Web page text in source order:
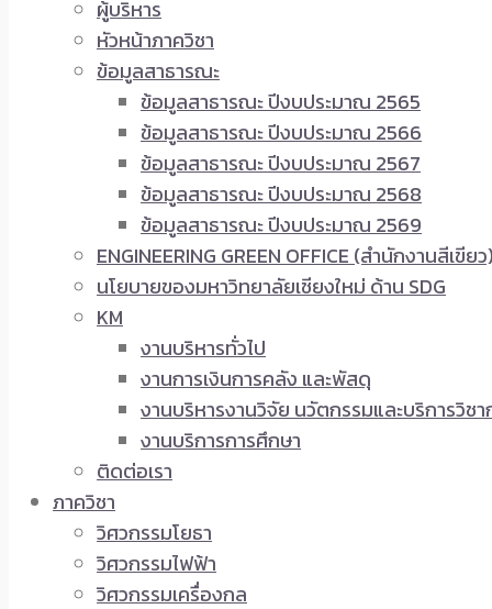
ผู้บริหาร
หัวหน้าภาควิชา
ข้อมูลสาธารณะ
ข้อมูลสาธารณะ ปีงบประมาณ 2565
ข้อมูลสาธารณะ ปีงบประมาณ 2566
ข้อมูลสาธารณะ ปีงบประมาณ 2567
ข้อมูลสาธารณะ ปีงบประมาณ 2568
ข้อมูลสาธารณะ ปีงบประมาณ 2569
ENGINEERING GREEN OFFICE (สำนักงานสีเขีย
นโยบายของมหาวิทยาลัยเชียงใหม่ ด้าน SDG
KM
งานบริหารทั่วไป
งานการเงินการคลัง และพัสดุ
งานบริหารงานวิจัย นวัตกรรมและบริการวิชา
งานบริการการศึกษา
ติดต่อเรา
ภาควิชา
วิศวกรรมโยธา
วิศวกรรมไฟฟ้า
วิศวกรรมเครื่องกล